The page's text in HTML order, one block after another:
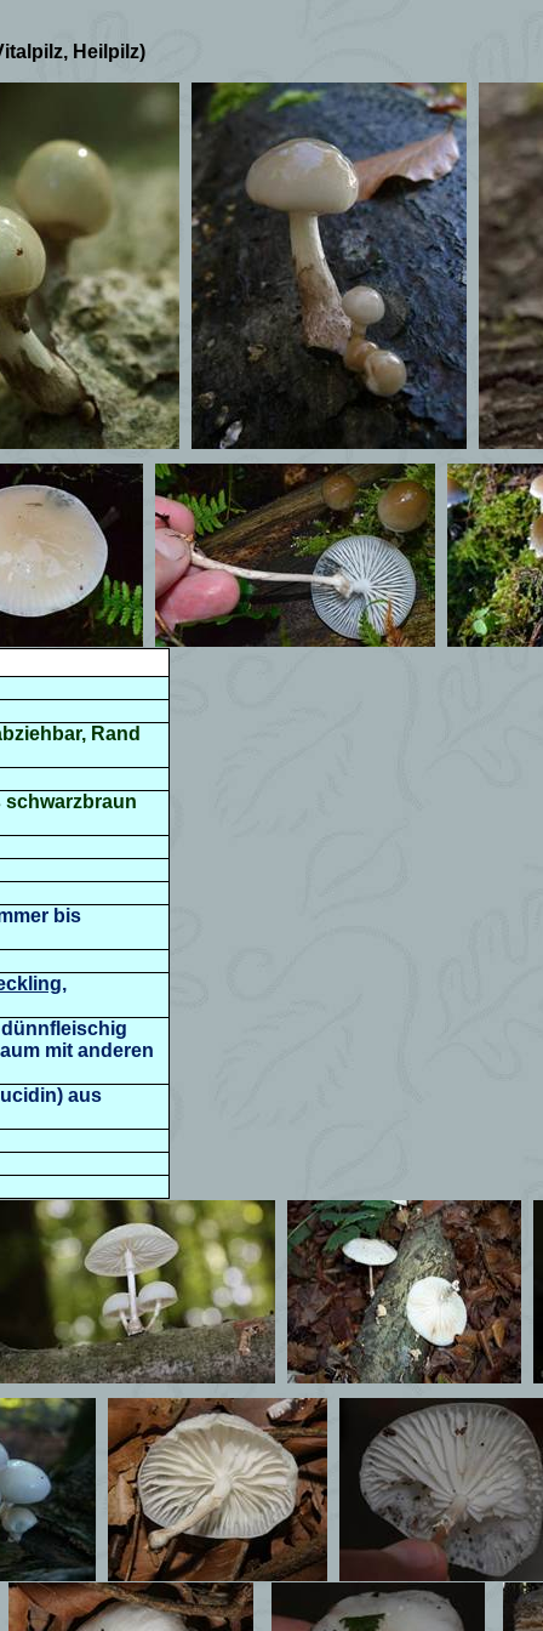
Heilpilz)
Rand
schwarzbraun
bis
,
dünnfleischig
mit anderen
aus